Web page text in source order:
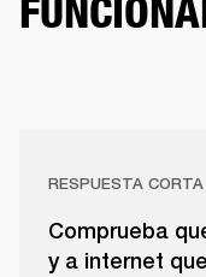
RESPUESTA CORTA
Comprueba
y a internet